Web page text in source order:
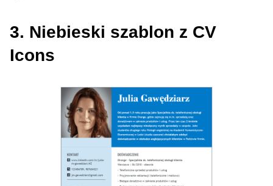
3. Niebieski szablon z CV
Icons